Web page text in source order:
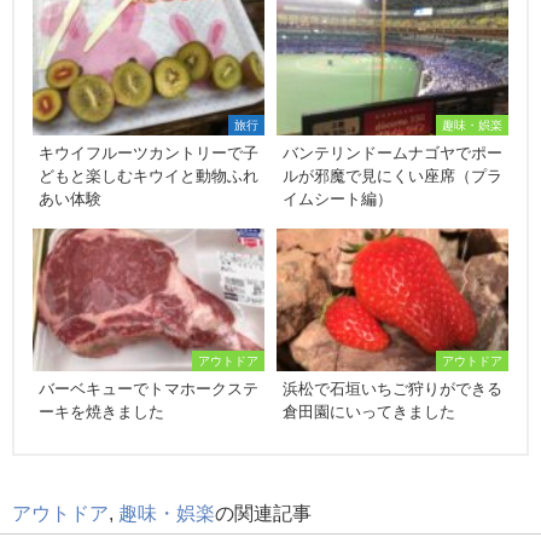
旅行
キウイフルーツカントリーで子
どもと楽しむキウイと動物ふれ
あい体験
趣味・娯楽
バンテリンドームナゴヤでポー
ルが邪魔で見にくい座席（プラ
イムシート編）
アウトドア
バーベキューでトマホークステ
ーキを焼きました
アウトドア
浜松で石垣いちご狩りができる
倉田園にいってきました
アウトドア, 趣味・娯楽の関連記事